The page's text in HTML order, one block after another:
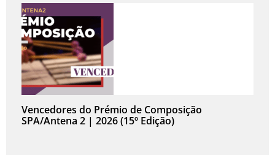
Vencedores do Prémio de Composição
SPA/Antena 2 | 2026 (15º Edição)